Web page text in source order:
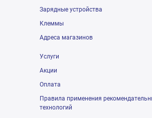
Зарядные устройства
Клеммы
Адреса магазинов
Услуги
Акции
Оплата
Правила применения
технологий